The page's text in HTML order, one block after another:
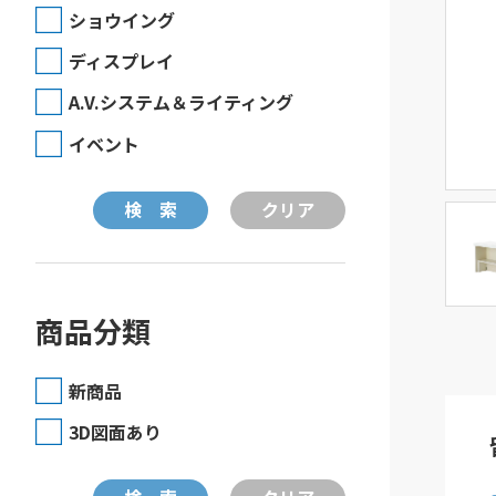
ショウイング
ディスプレイ
A.V.システム＆ライティング
イベント
商品分類
新商品
3D図面あり